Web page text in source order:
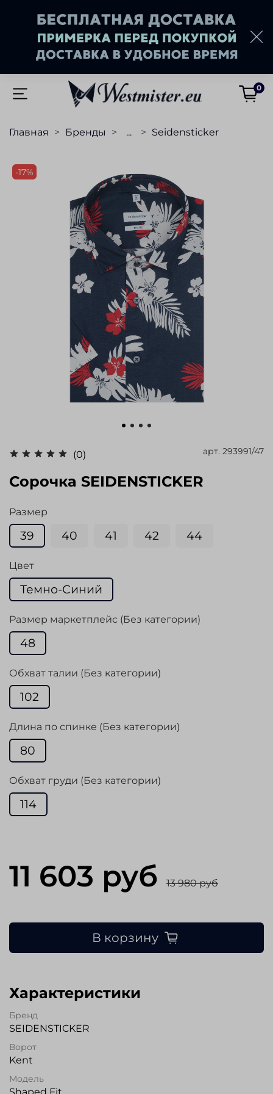
0
Главная Бренды ... Seidensticker
-17%
(0) арт. 293991/47
Сорочка SEIDENSTICKER
Размер
39 40 41 42 44
Цвет
Темно-Синий
Размер маркетплейс (Без категории)
48
Обхват талии (Без категории)
102
Длина по спинке (Без категории)
80
Обхват груди (Без категории)
114
11 603 руб 13 980 руб
В корзину
Характеристики
Бренд
SEIDENSTICKER
Ворот
Kent
Модель